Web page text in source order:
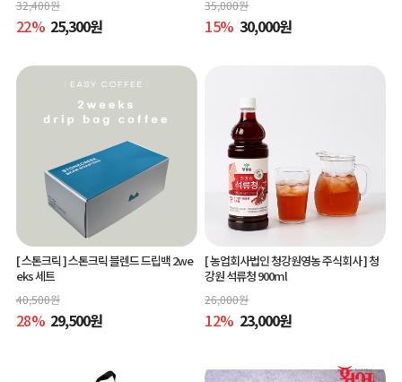
32,400원
22% 25,300원
35,000원
15% 30,000원
[ 스톤크릭 ]스톤크릭 블렌드 드립백 2we
eks 세트
40,500원
28% 29,500원
[ 농업회사법인 청강원영농 주식회사 ]청
강원 석류청 900ml
26,000원
12% 23,000원